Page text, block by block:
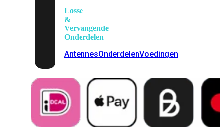
Losse
&
Vervangende
Onderdelen
AntennesOnderdelenVoedingen